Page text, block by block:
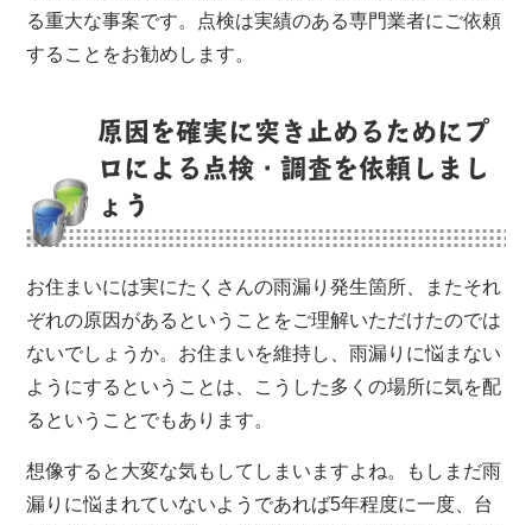
る重大な事案です。点検は実績のある専門業者にご依頼
することをお勧めします。
原因を確実に突き止めるためにプ
ロによる点検・調査を依頼しまし
ょう
お住まいには実にたくさんの雨漏り発生箇所、またそれ
ぞれの原因があるということをご理解いただけたのでは
ないでしょうか。お住まいを維持し、雨漏りに悩まない
ようにするということは、こうした多くの場所に気を配
るということでもあります。
想像すると大変な気もしてしまいますよね。もしまだ雨
漏りに悩まれていないようであれば5年程度に一度、台